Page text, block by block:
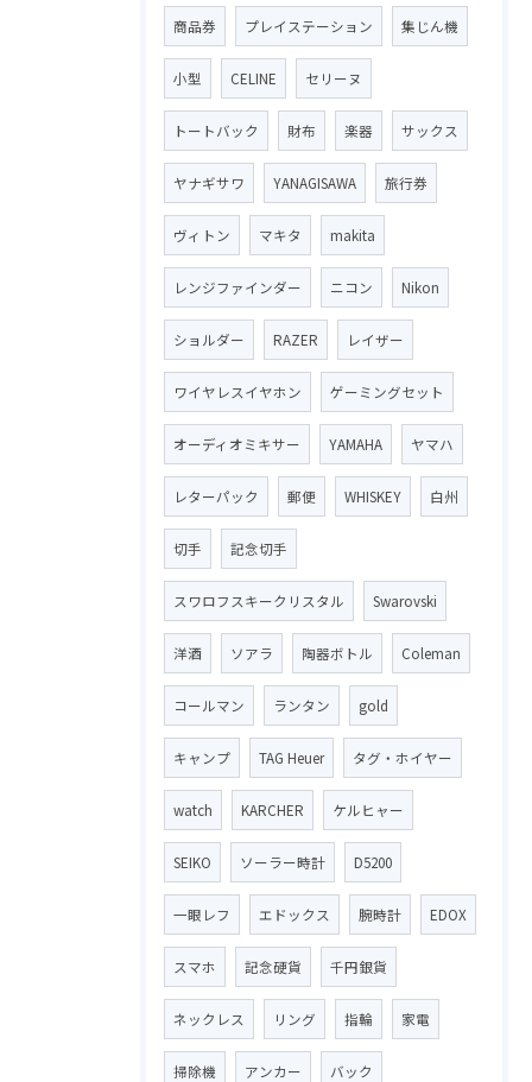
商品券 プレイステーション 集じん機
小型 CELINE セリーヌ
トートバック 財布 楽器 サックス
ヤナギサワ YANAGISAWA 旅行券
ヴィトン マキタ makita
レンジファインダー ニコン Nikon
ショルダー RAZER レイザー
ワイヤレスイヤホン ゲーミングセット
オーディオミキサー YAMAHA ヤマハ
レターパック 郵便 WHISKEY 白州
切手 記念切手
スワロフスキークリスタル Swarovski
洋酒 ソアラ 陶器ボトル Coleman
コールマン ランタン gold
キャンプ TAG Heuer タグ・ホイヤー
watch KARCHER ケルヒャー
SEIKO ソーラー時計 D5200
一眼レフ エドックス 腕時計 EDOX
スマホ 記念硬貨 千円銀貨
ネックレス リング 指輪 家電
掃除機 アンカー バック